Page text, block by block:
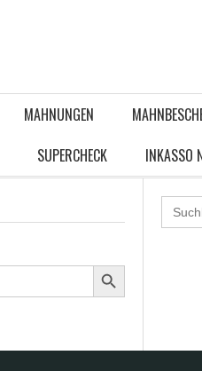
MAHNUNGEN
SUPERCHECK INKASSO
Search
for: